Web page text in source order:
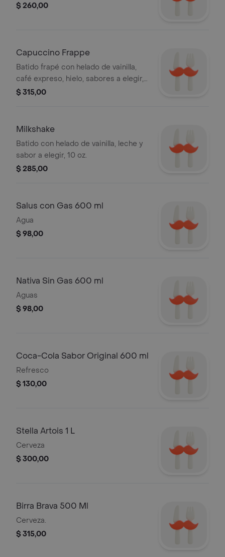
$ 260,00
Capuccino Frappe
Batido frapé con helado de vainilla,
café expreso, hielo, sabores a elegir,
10 oz.
$ 315,00
Milkshake
Batido con helado de vainilla, leche y
sabor a elegir, 10 oz.
$ 285,00
Salus con Gas 600 ml
Agua
$ 98,00
Nativa Sin Gas 600 ml
Aguas
$ 98,00
Coca-Cola Sabor Original 600 ml
Refresco
$ 130,00
Stella Artois 1 L
Cerveza
$ 300,00
Birra Brava 500 Ml
Cerveza.
$ 315,00